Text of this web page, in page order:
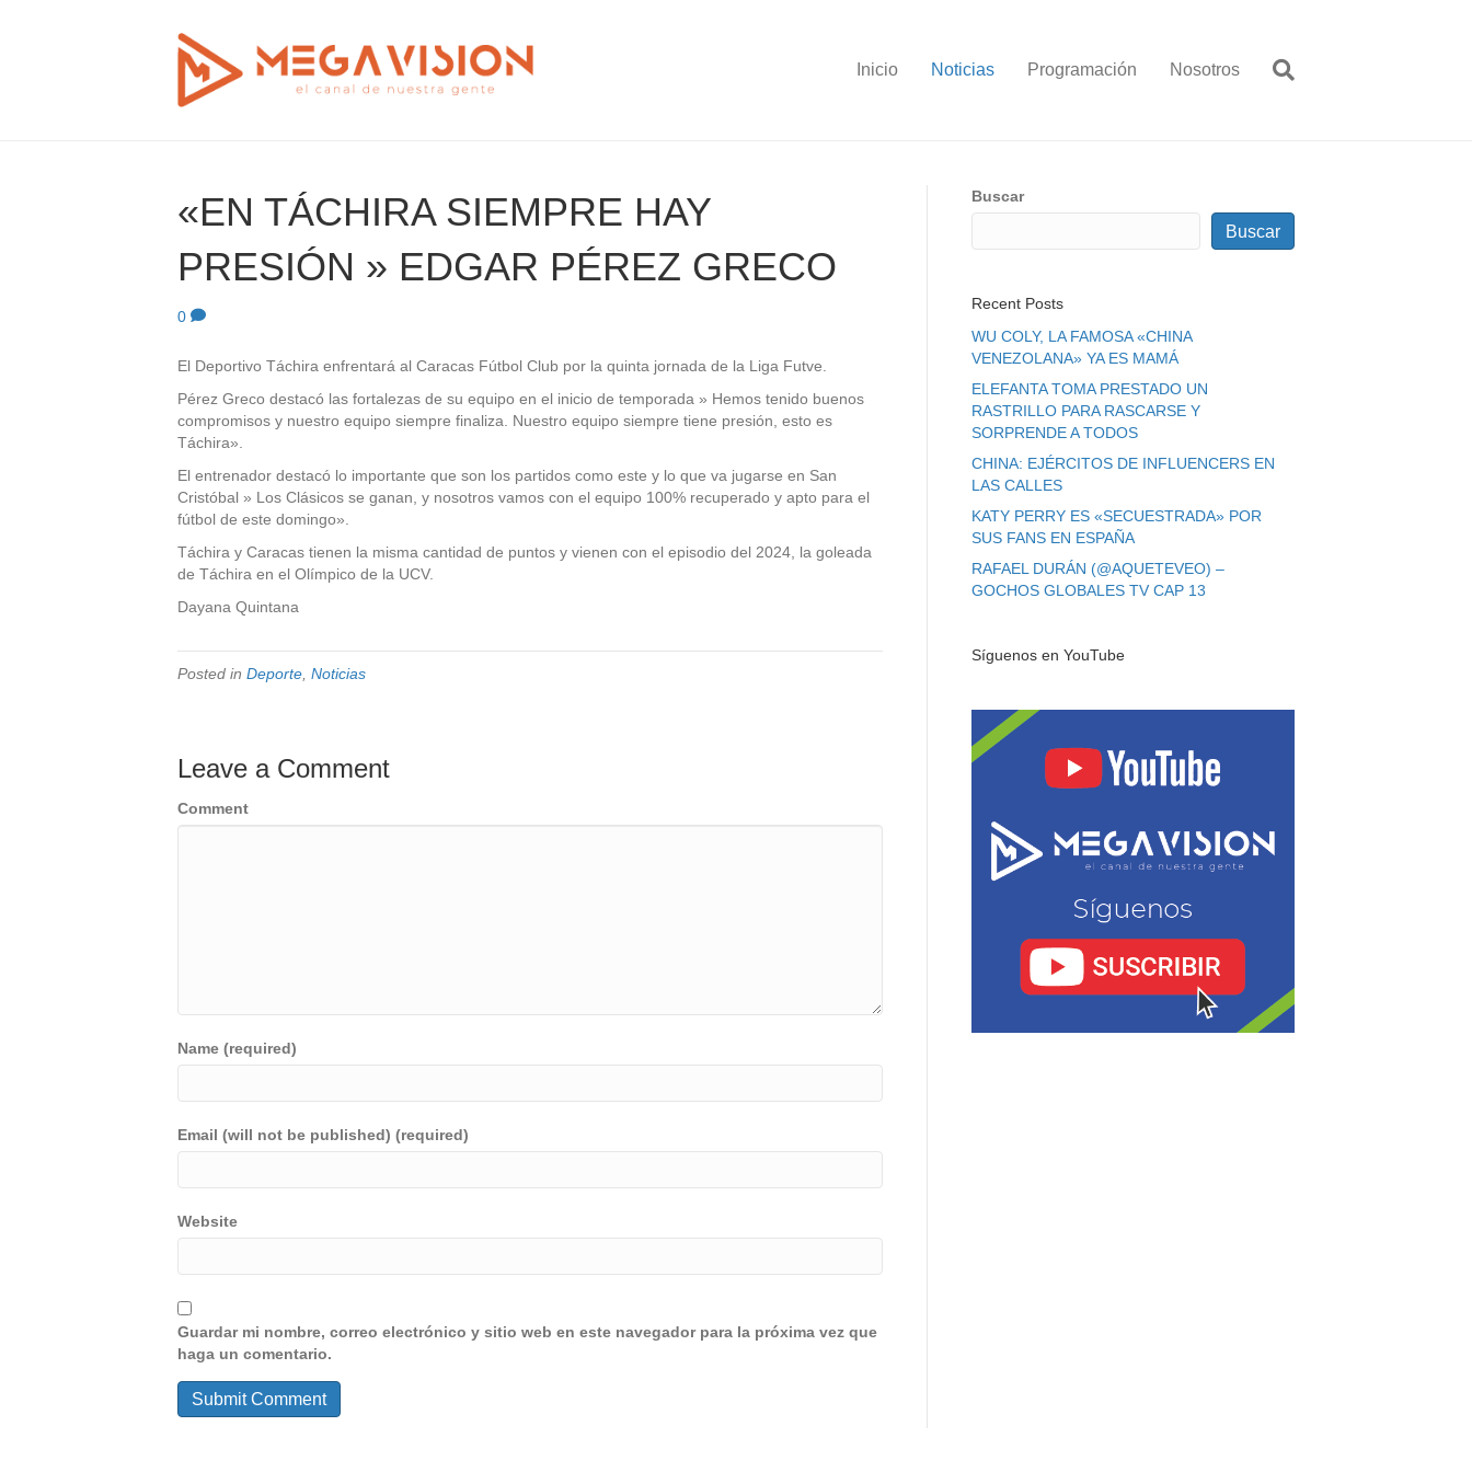
Inicio Noticias Programación Nosotros
«EN TÁCHIRA SIEMPRE HAY
PRESIÓN » EDGAR PÉREZ GRECO
0
El Deportivo Táchira enfrentará al Caracas Fútbol Club por la quinta jornada de la Liga Futve.
Pérez Greco destacó las fortalezas de su equipo en el inicio de temporada » Hemos tenido buenos
compromisos y nuestro equipo siempre finaliza. Nuestro equipo siempre tiene presión, esto es
Táchira».
El entrenador destacó lo importante que son los partidos como este y lo que va jugarse en San
Cristóbal » Los Clásicos se ganan, y nosotros vamos con el equipo 100% recuperado y apto para el
fútbol de este domingo».
Táchira y Caracas tienen la misma cantidad de puntos y vienen con el episodio del 2024, la goleada
de Táchira en el Olímpico de la UCV.
Dayana Quintana
Posted in Deporte Noticias
Leave a Comment
Comment
Name (required)
Email (will not be published) (required)
Website
Guardar mi nombre, correo electrónico y sitio web en este navegador para la próxima vez que
haga un comentario.
Buscar
Buscar
Recent Posts
WU COLY, LA FAMOSA «CHINA
VENEZOLANA» YA ES MAMÁ
ELEFANTA TOMA PRESTADO UN
RASTRILLO PARA RASCARSE Y
SORPRENDE A TODOS
CHINA: EJÉRCITOS DE INFLUENCERS EN
LAS CALLES
KATY PERRY ES «SECUESTRADA» POR
SUS FANS EN ESPAÑA
RAFAEL DURÁN (@AQUETEVEO) –
GOCHOS GLOBALES TV CAP 13
Síguenos en YouTube